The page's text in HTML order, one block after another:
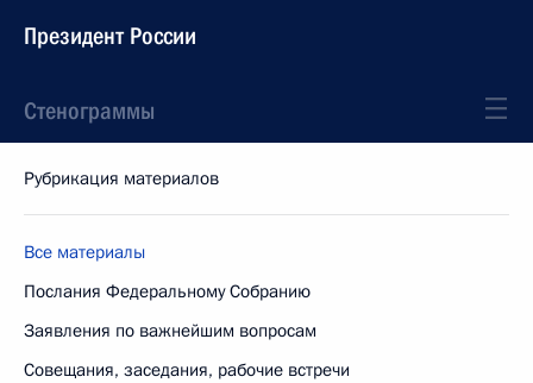
Президент России
Стенограммы
Рубрикация материалов
Все материалы
Послания Федеральному Собранию
Заявления по важнейшим вопросам
Совещания, заседания, рабочие встречи